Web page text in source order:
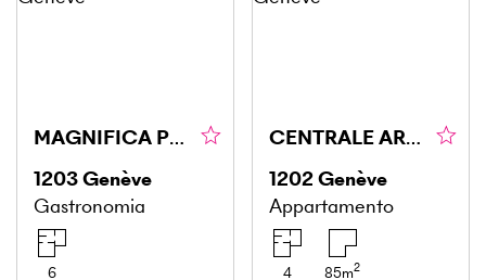
MAGNIFICA POSIZIONE ALL'INGRESSO DI ST-JEAN
1203Genève
Gastronomia
6
CENTRALE ARREDATO PER COPPIA O FAMIGLIA
1202Genève
Appartamento
4 85m2